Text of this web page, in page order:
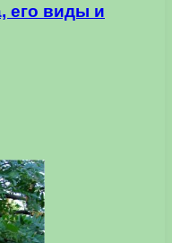
его виды и